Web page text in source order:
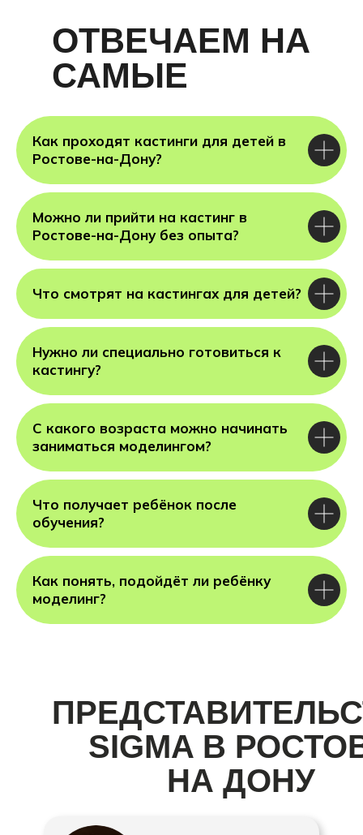
ОТВЕЧАЕМ НА
САМЫЕ
ГЛАВНЫЕ
ВОПРОСЫ
Как проходят кастинги для детей в
Ростове-на-Дону?
Можно ли прийти на кастинг в
Ростове-на-Дону без опыта?
Что смотрят на кастингах для детей?
Нужно ли специально готовиться к
кастингу?
С какого возраста можно начинать
заниматься моделингом?
Что получает ребёнок после
обучения?
Как понять, подойдёт ли ребёнку
моделинг?
SIGMA В
НА ДОНУ